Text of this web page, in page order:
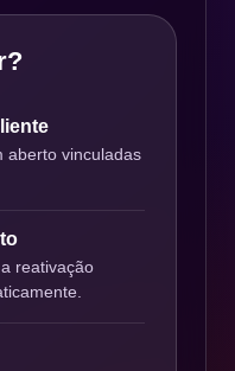
aberto vinculadas
reativação